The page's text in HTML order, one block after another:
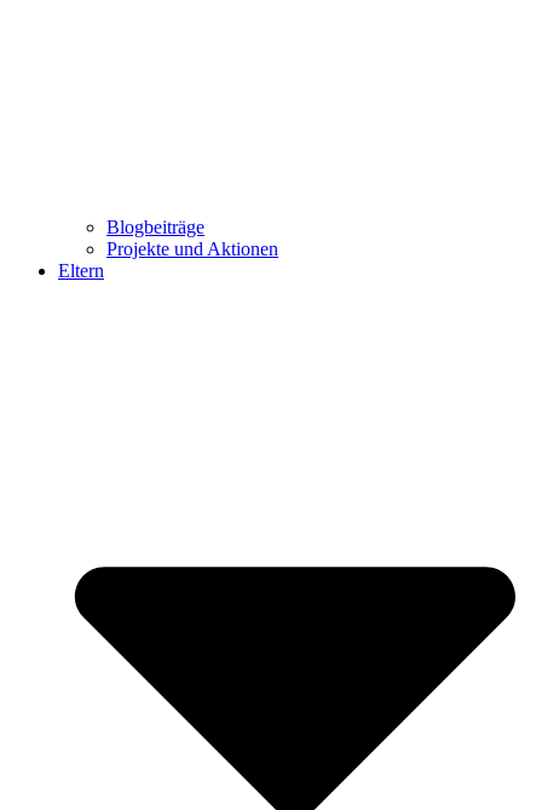
Blogbeiträge
Projekte und Aktionen
Eltern